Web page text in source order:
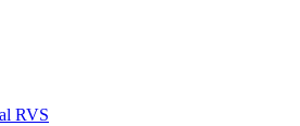
RVS